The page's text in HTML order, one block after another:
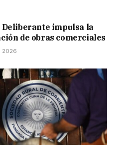
Deliberante impulsa la
de obras comerciales
2026